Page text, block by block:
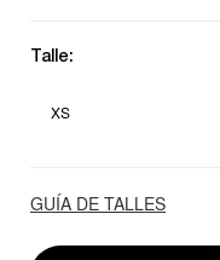
Talle:
XS
GUÍA DE TALLES